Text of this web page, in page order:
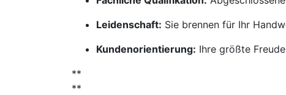
Leidenschaft: Sie brennen für Ihr
Kundenorientierung: Ihre größte
**
**